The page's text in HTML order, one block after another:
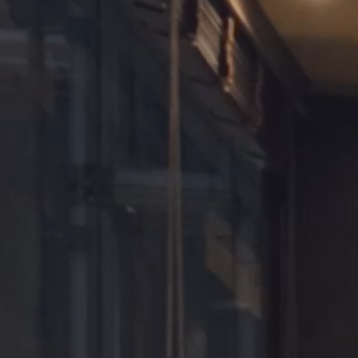
アバウト
Our